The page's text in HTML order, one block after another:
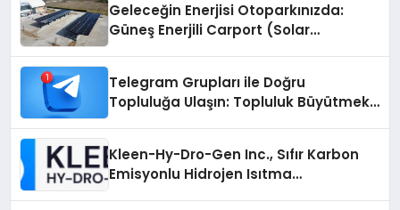
Geleceğin Enerjisi Otoparkınızda:
Güneş Enerjili Carport (Solar
Telegram Grupları ile Doğru
Topluluğa Ulaşın: Topluluk Büyütmek
Kleen-Hy-Dro-Gen Inc., Sıfır Karbon
Emisyonlu Hidrojen Isıtma